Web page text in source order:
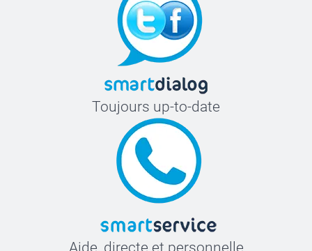
Toujours up-to-date
Aide, directe et personnelle